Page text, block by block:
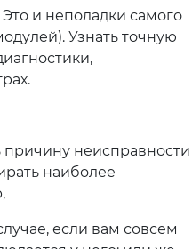
и неполадки самого
Узнать точную
неисправности
наиболее
если вам совсем